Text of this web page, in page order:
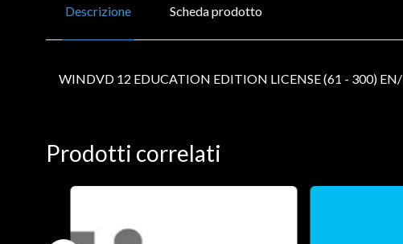
Descrizione Scheda prodotto
WINDVD 12 EDUCATION EDITION LICENSE (61 - 300) EN/
Prodotti correlati